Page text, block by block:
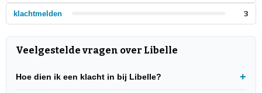
klachtmelden 3
Veelgestelde vragen over Libelle
Hoe dien ik een klacht in bij Libelle?